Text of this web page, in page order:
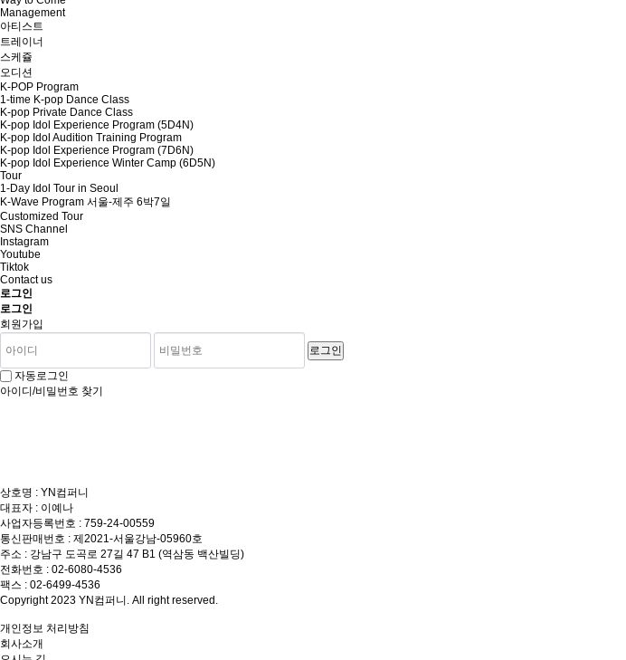
Management
아티스트
트레이너
스케쥴
오디션
K-POP Program
1-time K-pop Dance Class
K-pop Private Dance Class
K-pop Idol Experience Program (5D4N)
K-pop Idol Audition Training Program
K-pop Idol Experience Program (7D6N)
K-pop Idol Experience Winter Camp (6D5N)
Tour
1-Day Idol Tour in Seoul
K-Wave Program 서울-제주 6박7일
Customized Tour
SNS Channel
Instagram
Youtube
Tiktok
Contact us
로그인
로그인
회원가입
로그인
자동로그인
아이디/비밀번호 찾기
상호명 : YN컴퍼니
대표자 : 이예나
사업자등록번호 : 759-24-00559
통신판매번호 : 제2021-서울강남-05960호
주소 : 강남구 도곡로 27길 47 B1 (역삼동 백산빌딩)
전화번호 : 02-6080-4536
팩스 : 02-6499-4536
Copyright 2023 YN컴퍼니. All right reserved.
개인정보 처리방침
회사소개